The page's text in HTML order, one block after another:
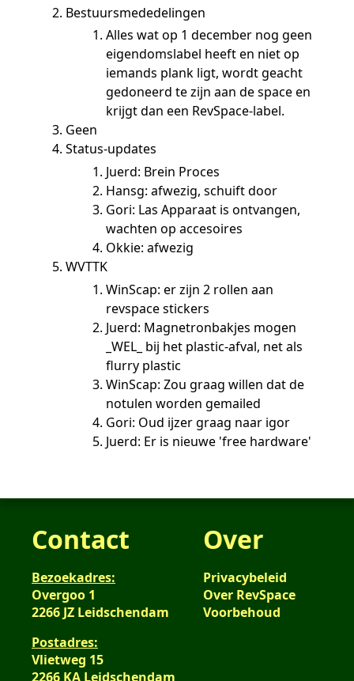
Bestuursmededelingen
Alles wat op 1 december nog geen
eigendomslabel heeft en niet op
iemands plank ligt, wordt geacht
gedoneerd te zijn aan de space en
krijgt dan een RevSpace-label.
Geen
Status-updates
Juerd: Brein Proces
Hansg: afwezig, schuift door
Gori: Las Apparaat is ontvangen,
wachten op accesoires
Okkie: afwezig
WVTTK
WinScap: er zijn 2 rollen aan
revspace stickers
Juerd: Magnetronbakjes mogen
_WEL_ bij het plastic-afval, net als
flurry plastic
WinScap: Zou graag willen dat de
notulen worden gemailed
Gori: Oud ijzer graag naar igor
Juerd: Er is nieuwe 'free hardware'
Contact
Bezoekadres:
Overgoo 1
2266 JZ Leidschendam
Postadres:
Vlietweg 15
2266 KA Leidschendam
Over
Privacybeleid
Over RevSpace
Voorbehoud